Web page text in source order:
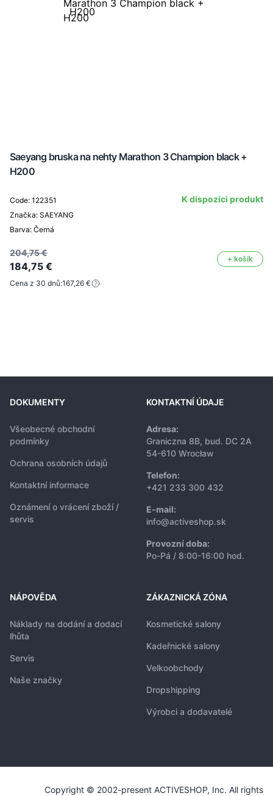
Saeyang bruska na nehty Marathon 3 Champion black +
H200
Code: 122351
Značka: SAEYANG
Barva: Černá
K dispozici produkt
204,75 €
184,75 €
+ košík
Cena z 30 dnů:167,26 €
DOKUMENTY
Všeobecné obchodní
podmínky
Ochrana osobních údajů
Kontaktní informace
Oznámení o vrácení zboží /
servis
KONTAKTNÍ ÚDAJE
Adresa:
Graniczna 8B, bud. DC 2A
54-610 Wrocław
Telefon:
+421 233 300 432
E-mail:
info@activeshop.sk
Provozní doba:
Po-Pá / 8:00-16:00 hod.
NÁPOVĚDA
Náklady na dodání a dodací
lhůta
Servis
Naše značky
ZÁKAZNICKÁ ZÓNA
Kosmetické salony
Kadeřnické salony
Velkoobchody
Dropshipping
Výrobci a dodavatelé
Copyright © 2002-present ACTIVESHOP, Inc. All rights